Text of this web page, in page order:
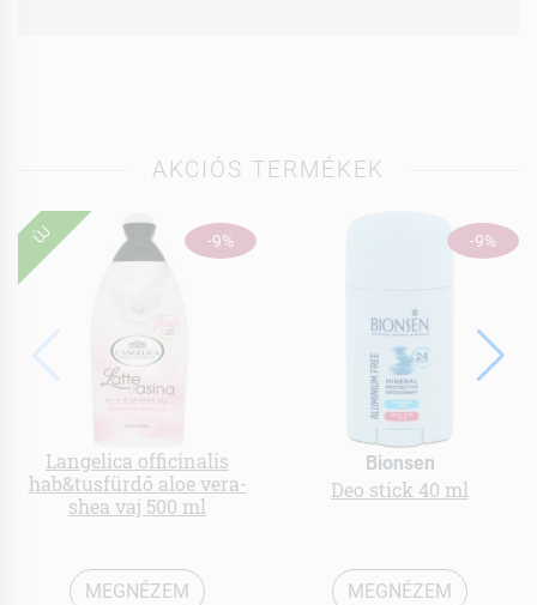
AKCIÓS TERMÉKEK
-9%
ÚJ
Langelica officinalis
hab&tusfürdő aloe vera-
shea vaj 500 ml
MEGNÉZEM
-9%
Bionsen
Deo stick 40 ml
MEGNÉZEM